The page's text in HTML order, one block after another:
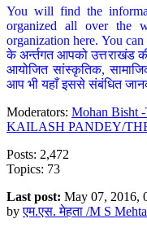
You will find the
organized all over the
organization here. You
के अर्न्तगत आपको उत्तराखंड की
आयोजित सांस्कृतिक,
आप भी यहाँ इससे संबंधित
Moderators: Mohan Bisht -
KAILASH PANDEY/
Posts: 2,472
Topics: 73
Last post: May 07, 2016,
byएम.एस. मेहता /M S